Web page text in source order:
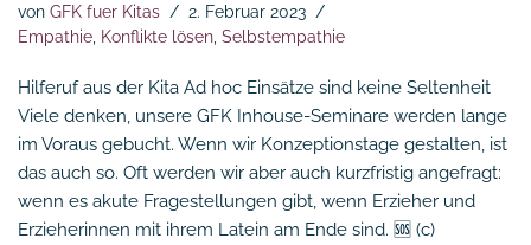
von GFK fuer Kitas
2. Februar 2023
Empathie Konflikte lösen Selbstempathie
Hilferuf aus der Kita Ad hoc Einsätze sind keine Seltenheit
Viele denken, unsere GFK Inhouse-Seminare werden lange
im Voraus gebucht. Wenn wir Konzeptionstage gestalten, ist
das auch so. Oft werden wir aber auch kurzfristig angefragt:
wenn es akute Fragestellungen gibt, wenn Erzieher und
Erzieherinnen mit ihrem Latein am Ende sind. 🆘 (c)